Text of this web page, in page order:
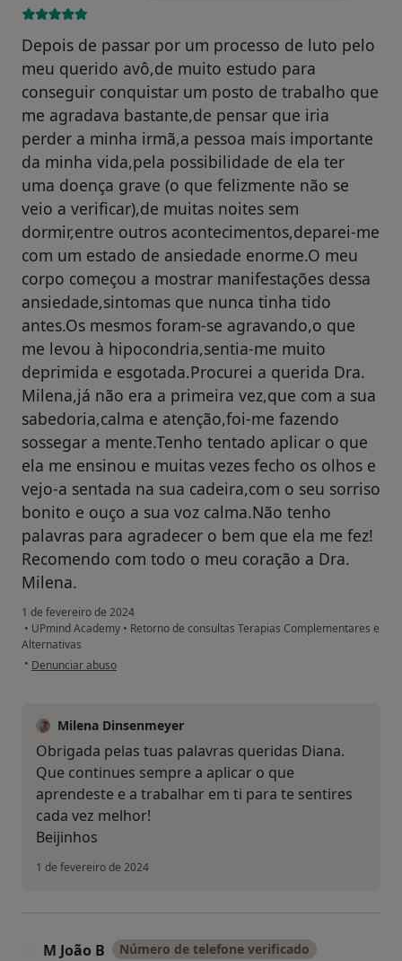
Depois de passar por um processo de luto pelo
meu querido avô,de muito estudo para
conseguir conquistar um posto de trabalho que
me agradava bastante,de pensar que iria
perder a minha irmã,a pessoa mais importante
da minha vida,pela possibilidade de ela ter
uma doença grave (o que felizmente não se
veio a verificar),de muitas noites sem
dormir,entre outros acontecimentos,deparei-me
com um estado de ansiedade enorme.O meu
corpo começou a mostrar manifestações dessa
ansiedade,sintomas que nunca tinha tido
antes.Os mesmos foram-se agravando,o que
me levou à hipocondria,sentia-me muito
deprimida e esgotada.Procurei a querida Dra.
Milena,já não era a primeira vez,que com a sua
sabedoria,calma e atenção,foi-me fazendo
sossegar a mente.Tenho tentado aplicar o que
ela me ensinou e muitas vezes fecho os olhos e
vejo-a sentada na sua cadeira,com o seu sorriso
bonito e ouço a sua voz calma.Não tenho
palavras para agradecer o bem que ela me fez!
Recomendo com todo o meu coração a Dra.
Milena.
1 de fevereiro de 2024
• UPmind Academy • Retorno de consultas Terapias Complementares e
Alternativas
• na opinião do utilizador Diana Soares
Denunciar abuso
Milena Dinsenmeyer
Obrigada pelas tuas palavras queridas Diana.
Que continues sempre a aplicar o que
aprendeste e a trabalhar em ti para te sentires
cada vez melhor!
Beijinhos
1 de fevereiro de 2024
M João B Número de telefone verificado